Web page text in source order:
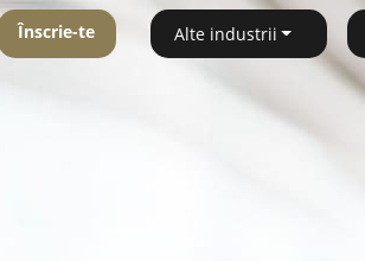
Înscrie-te Alte industrii